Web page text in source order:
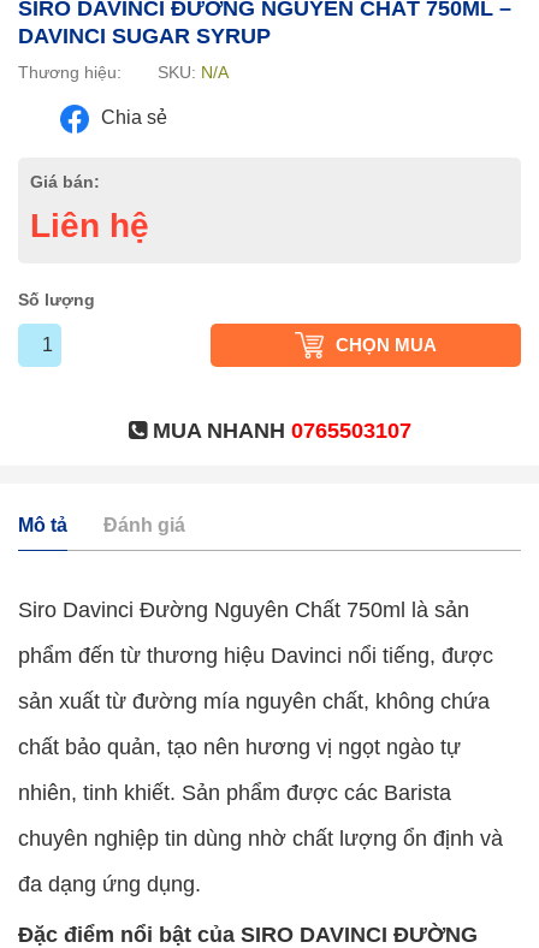
SIRO DAVINCI ĐƯỜNG NGUYÊN CHẤT 750ML –
DAVINCI SUGAR SYRUP
Thương hiệu: SKU: N/A
Chia sẻ
Giá bán:
Liên hệ
Số lượng
CHỌN MUA
MUA NHANH 0765503107
Mô tả Đánh giá
Siro Davinci Đường Nguyên Chất 750ml là sản
phẩm đến từ thương hiệu Davinci nổi tiếng, được
sản xuất từ đường mía nguyên chất, không chứa
chất bảo quản, tạo nên hương vị ngọt ngào tự
nhiên, tinh khiết. Sản phẩm được các Barista
chuyên nghiệp tin dùng nhờ chất lượng ổn định và
đa dạng ứng dụng.
Đặc điểm nổi bật của SIRO DAVINCI ĐƯỜNG